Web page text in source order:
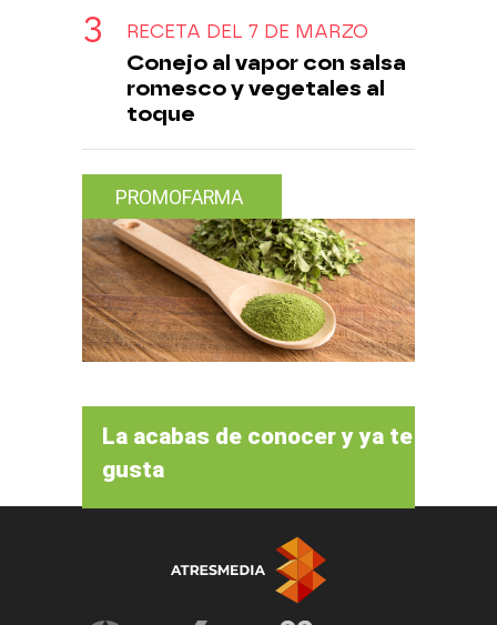
RECETA DEL 7 DE MARZO
Conejo al vapor con salsa
romesco y vegetales al
toque
PROMOFARMA
La acabas de conocer y ya te
gusta